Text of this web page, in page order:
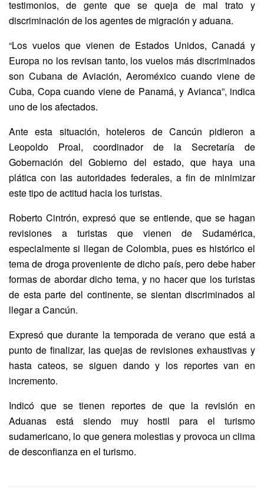
testimonios, de gente que se queja de mal trato y
discriminación de los agentes de migración y aduana.
“Los vuelos que vienen de Estados Unidos, Canadá y
Europa no los revisan tanto, los vuelos más discriminados
son Cubana de Aviación, Aeroméxico cuando viene de
Cuba, Copa cuando viene de Panamá, y Avianca”, indica
uno de los afectados.
Ante esta situación, hoteleros de Cancún pidieron a
Leopoldo Proal, coordinador de la Secretaría de
Gobernación del Gobierno del estado, que haya una
plática con las autoridades federales, a fin de minimizar
este tipo de actitud hacia los turistas.
Roberto Cintrón, expresó que se entiende, que se hagan
revisiones a turistas que vienen de Sudamérica,
especialmente si llegan de Colombia, pues es histórico el
tema de droga proveniente de dicho país, pero debe haber
formas de abordar dicho tema, y no hacer que los turistas
de esta parte del continente, se sientan discriminados al
llegar a Cancún.
Expresó que durante la temporada de verano que está a
punto de finalizar, las quejas de revisiones exhaustivas y
hasta cateos, se siguen dando y los reportes van en
incremento.
Indicó que se tienen reportes de que la revisión en
Aduanas está siendo muy hostil para el turismo
sudamericano, lo que genera molestias y provoca un clima
de desconfianza en el turismo.